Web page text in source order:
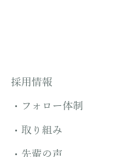
採用情報
フォロー体制
取り組み
先輩の声